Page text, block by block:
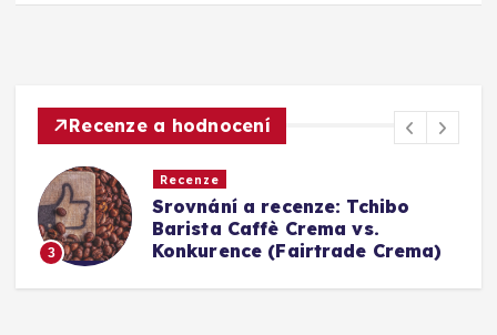
Recenze a hodnocení
3
Recenze
Srovnání a recenze: Tchibo
Barista Caffè Crema vs.
Konkurence (Fairtrade Crema)